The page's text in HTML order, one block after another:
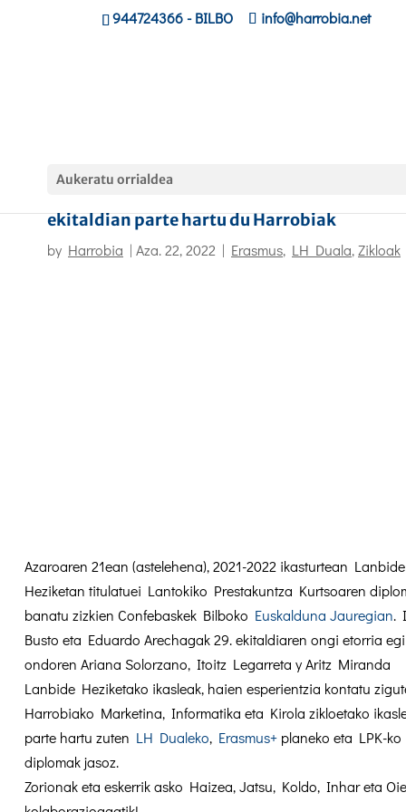
944724366- BILBO info@harrobia.net
Aukeratu orrialdea
ekitaldian parte hartu du Harrobiak
by Harrobia | Aza. 22, 2022 | Erasmus, LH Duala,Zikloak
Azaroaren 21ean (astelehena), 2021-2022 ikasturtean Lanbide
Heziketan titulatuei Lantokiko Prestakuntza Kurtsoaren
banatu zizkien Confebaskek Bilboko Euskalduna Jauregian.
Busto eta Eduardo Arechagak 29. ekitaldiaren ongi etorria
ondoren Ariana Solorzano, Itoitz Legarreta y Aritz Miranda
Lanbide Heziketako ikasleak, haien esperientzia kontatu
Harrobiako Marketina, Informatika eta Kirola zikloetako
parte hartu zuten LH Dualeko, Erasmus+ planeko eta LPK-ko
diplomak jasoz.
Zorionak eta eskerrik asko Haizea, Jatsu, Koldo, Inhar eta